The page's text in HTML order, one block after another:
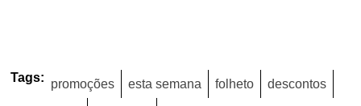
Tags: promoções esta semana folheto descontos